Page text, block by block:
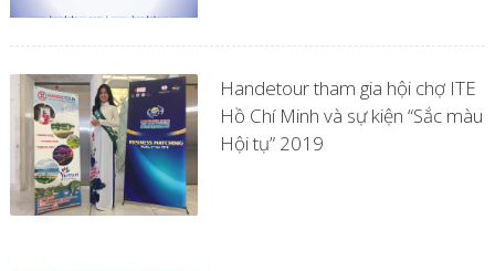
Handetour tham gia hội chợ ITE
Hồ Chí Minh và sự kiện “Sắc màu
Hội tụ” 2019